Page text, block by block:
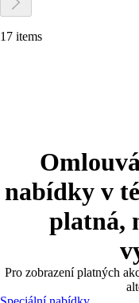
17 items
nabídky v
platná,
Pro zobrazení platných